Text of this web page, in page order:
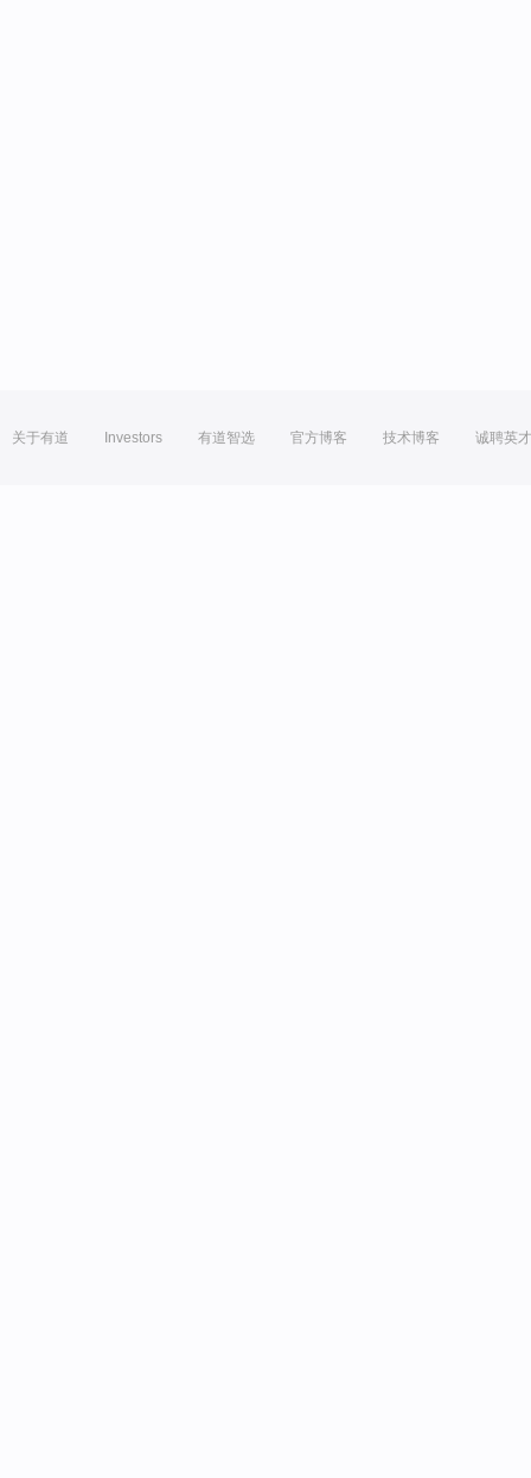
关于有道 Investors 有道智选 官方博客 技术博客 诚聘英才